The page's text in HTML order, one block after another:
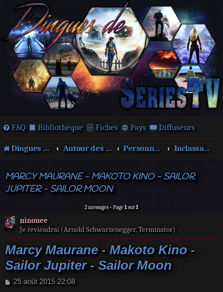
FAQ Bibliothèque Fiches Pays Diffuseurs
Dingues de séries télé ! Autour des films et séries Personnages Inclassables
MARCY MAURANE - MAKOTO KINO - SAILOR
JUPITER - SAILOR MOON
2 messages • Page1sur1
ninouee
Je reviendrai (Arnold Schwarzenegger, Terminator)
Marcy Maurane - Makoto Kino -
Sailor Jupiter - Sailor Moon
M
25 août 2015 22:08